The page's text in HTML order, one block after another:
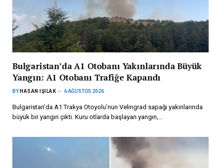
Bulgaristan’da A1 Otobanı Yakınlarında Büyük
Yangın: A1 Otobanı Trafiğe Kapandı
BY HASAN IŞILAK 6 AĞUSTOS 2026
Bulgaristan’da A1 Trakya Otoyolu’nun Velingrad sapağı yakınlarında
büyük bir yangın çıktı. Kuru otlarda başlayan yangın,…